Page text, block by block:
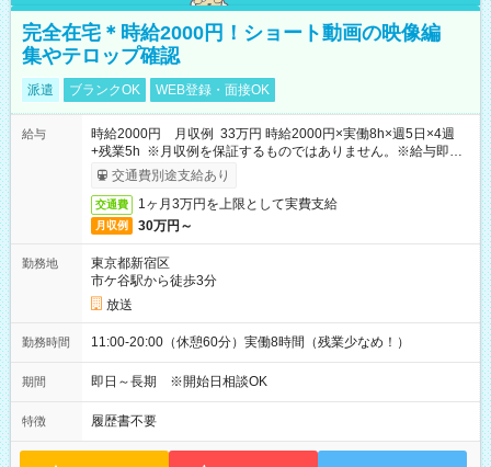
完全在宅＊時給2000円！ショート動画の映像編
集やテロップ確認
派遣 ブランクOK WEB登録・面接OK
給与
時給2000円 月収例 33万円 時給2000円×実働8h×週5日×4週
+残業5h ※月収例を保証するものではありません。※給与即受
取りサービス利用可（利用条件有）
交通費別途支給あり
交通費 1ヶ月3万円を上限として実費支給
月収例 30万円～
勤務地
東京都新宿区
市ケ谷駅から徒歩3分
放送
勤務時間 11:00-20:00（休憩60分）実働8時間（残業少なめ！）
期間 即日～長期 ※開始日相談OK
特徴 履歴書不要